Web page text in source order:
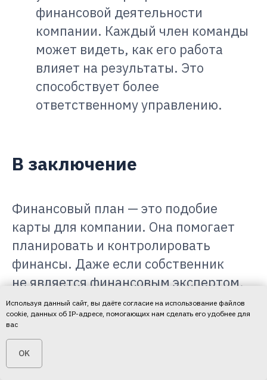
Используя данный сайт, вы даёте согласие на использование файлов
cookie, данных об IP-адресе, помогающих нам сделать его удобнее для
вас
OK
финансовой деятельности
компании. Каждый член команды
может видеть, как его работа
влияет на результаты. Это
способствует более
ответственному управлению.
В заключение
Финансовый план — это подобие
карты для компании. Она помогает
планировать и контролировать
финансы. Даже если собственник
не является финансовым экспертом,
он может использовать этот
инструмент, чтобы сделать бизнес
более успешным.